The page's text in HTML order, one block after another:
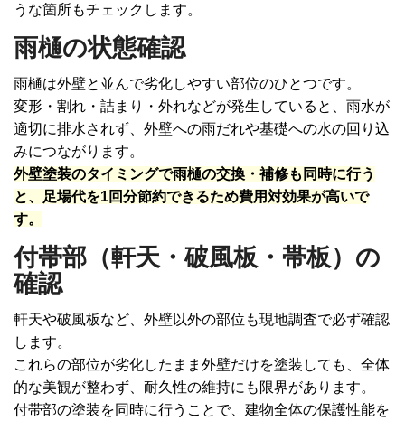
うな箇所もチェックします。
雨樋の状態確認
雨樋は外壁と並んで劣化しやすい部位のひとつです。
変形・割れ・詰まり・外れなどが発生していると、雨水が
適切に排水されず、外壁への雨だれや基礎への水の回り込
みにつながります。
外壁塗装のタイミングで雨樋の交換・補修も同時に行う
と、足場代を1回分節約できるため費用対効果が高いで
す。
付帯部（軒天・破風板・帯板）の
確認
軒天や破風板など、外壁以外の部位も現地調査で必ず確認
します。
これらの部位が劣化したまま外壁だけを塗装しても、全体
的な美観が整わず、耐久性の維持にも限界があります。
付帯部の塗装を同時に行うことで、建物全体の保護性能を